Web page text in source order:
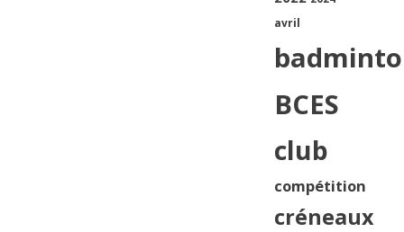
avril
BCES
club
compétition
créneaux